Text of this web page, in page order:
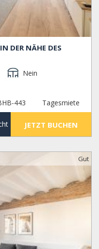
DER NÄHE DES
Nein
443 Tagesmiete
JETZT BUCHEN
Gut